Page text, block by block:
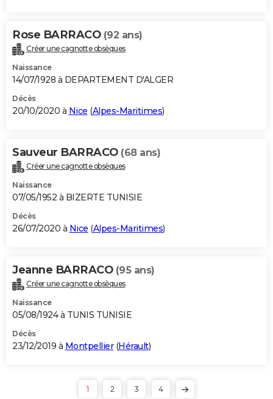
Rose BARRACO (92 ans)
Créer une cagnotte obsèques
Naissance
14/07/1928 à DEPARTEMENT D'ALGER
Décès
20/10/2020 à Nice (Alpes-Maritimes)
Sauveur BARRACO (68 ans)
Créer une cagnotte obsèques
Naissance
07/05/1952 à BIZERTE TUNISIE
Décès
26/07/2020 à Nice (Alpes-Maritimes)
Jeanne BARRACO (95 ans)
Créer une cagnotte obsèques
Naissance
05/08/1924 à TUNIS TUNISIE
Décès
23/12/2019 à Montpellier(Hérault)
1 2 3 4